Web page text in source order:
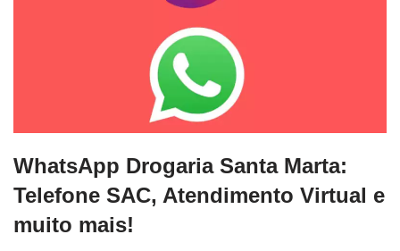
WhatsApp Drogaria Santa Marta:
Telefone SAC, Atendimento Virtual e
muito mais!